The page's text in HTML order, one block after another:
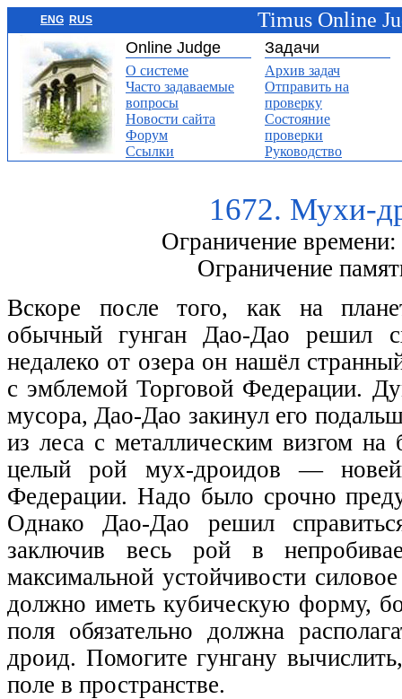
ENG RUS Timus Online
Online Judge Задачи
О системе
Часто задаваемые
вопросы
Новости сайта
Форум
Ссылки
Архив задач
Отправить на
проверку
Состояние
проверки
Руководство
1672. Мухи-
Ограничение
Ограничение
Вскоре после того, как на
обычный гунган Дао-Дао решил
недалеко от озера он нашёл
с эмблемой Торговой Федерации.
мусора, Дао-Дао закинул его
из леса с металлическим визгом на
целый рой мух-дроидов —
Федерации. Надо было срочно
Однако Дао-Дао решил
заключив весь рой в
максимальной устойчивости
должно иметь кубическую форму,
поля обязательно должна
дроид. Помогите гунгану
поле в пространстве.